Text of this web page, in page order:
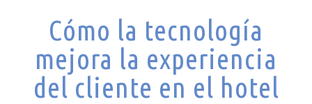
Cómo la tecnología
mejora la experiencia
del cliente en el hotel